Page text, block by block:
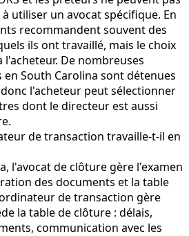
utiliser un avocat spécifique. En
recommandent souvent des
ils ont travaillé, mais le choix
De nombreuses
South Carolina sont détenues
l'acheteur peut sélectionner
dont le directeur est aussi
de transaction travaille-t-il en
l'avocat de clôture gère l'examen
des documents et la table
de transaction gère
la table de clôture : délais,
communication avec les